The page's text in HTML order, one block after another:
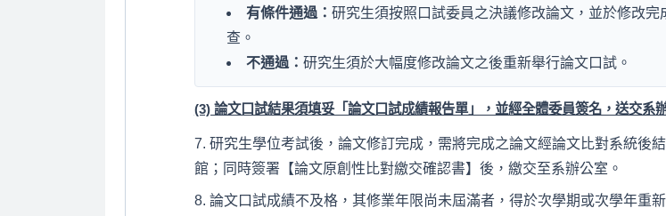
有條件通過： 研究生須按照口試委員之決議修改論文，並於修改
查。
不通過： 研究生須於大幅度修改論文之後重新舉行論文口試。
(3) 論文口試結果須填妥「論文口試成績報告單」，並經全體委員簽名，送交系
研究生學位考試後，論文修訂完成，需將完成之論文經論文比對系統後
館；同時簽署【論文原創性比對繳交確認書】後，繳交至系辦公室。
論文口試成績不及格，其修業年限尚未屆滿者，得於次學期或次學年重